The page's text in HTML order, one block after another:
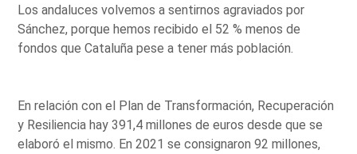
Los andaluces volvemos a sentirnos agraviados por
Sánchez, porque hemos recibido el 52 % menos de
fondos que Cataluña pese a tener más población.
En relación con el Plan de Transformación, Recuperación
y Resiliencia hay 391,4 millones de euros desde que se
elaboró el mismo. En 2021 se consignaron 92 millones,